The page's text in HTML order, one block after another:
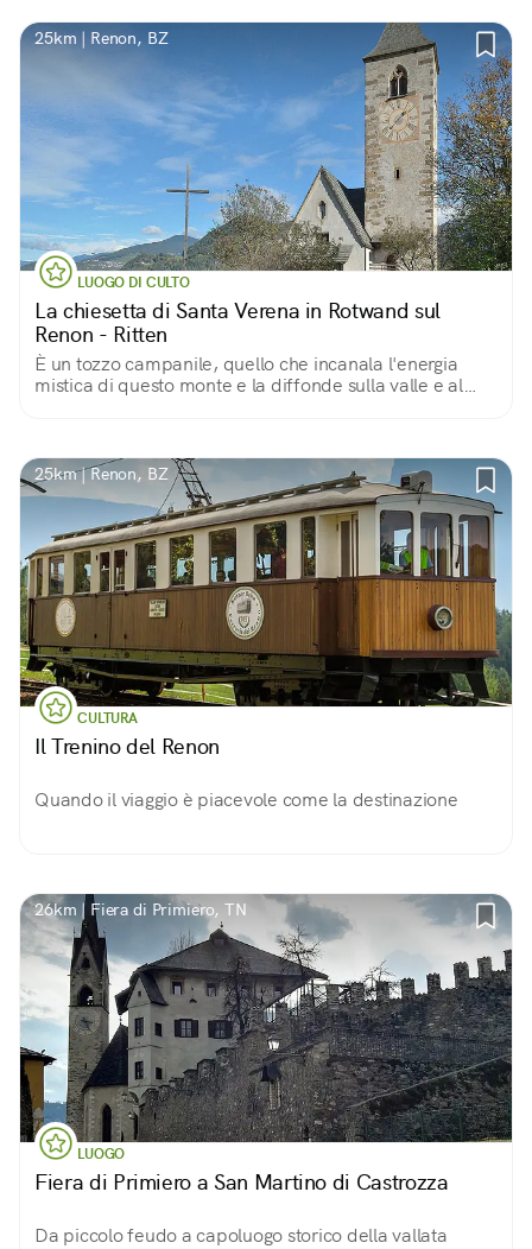
25km | Renon, BZ
LUOGO DI CULTO
La chiesetta di Santa Verena in Rotwand sul
Renon - Ritten
È un tozzo campanile, quello che incanala l'energia
mistica di questo monte e la diffonde sulla valle e al
25km | Renon, BZ
CULTURA
Il Trenino del Renon
Quando il viaggio è piacevole come la destinazione
26km | Fiera di Primiero, TN
LUOGO
Fiera di Primiero a San Martino di Castrozza
Da piccolo feudo a capoluogo storico della vallata